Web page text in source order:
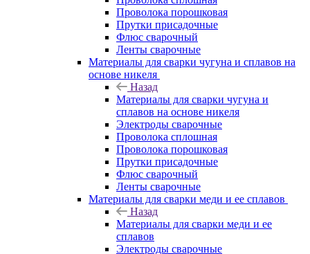
Проволока порошковая
Прутки присадочные
Флюс сварочный
Ленты сварочные
Материалы для сварки чугуна и сплавов на
основе никеля
Назад
Материалы для сварки чугуна и
сплавов на основе никеля
Электроды сварочные
Проволока сплошная
Проволока порошковая
Прутки присадочные
Флюс сварочный
Ленты сварочные
Материалы для сварки меди и ее сплавов
Назад
Материалы для сварки меди и ее
сплавов
Электроды сварочные